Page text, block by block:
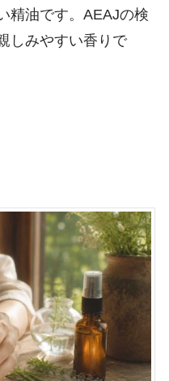
精油です。AEAJの検
しみやすい香りで